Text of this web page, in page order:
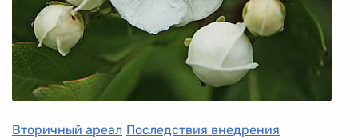
Вторичный ареал Последствия внедрения